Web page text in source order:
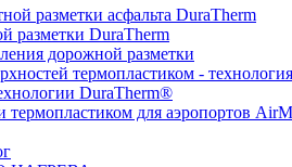
разметки асфальта DuraTherm
разметки DuraTherm
дорожной разметки
термопластиком -
DuraTherm®
термопластиком для аэропортов